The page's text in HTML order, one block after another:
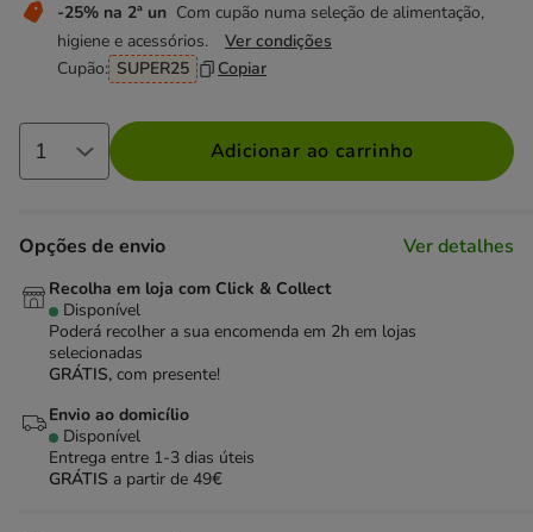
-25% na 2ª un Com cupão numa seleção de alimentação,
higiene e acessórios.
Ver condições
Cupão: SUPER25 Copiar
Adicionar ao carrinho
Opções de envio Ver detalhes
Recolha em loja com Click & Collect
Disponível
Poderá recolher a sua encomenda em 2h em lojas
selecionadas
GRÁTIS, com presente!
Envio ao domicílio
Disponível
Entrega entre 1-3 dias úteis
GRÁTIS a partir de 49€